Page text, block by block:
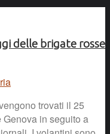
delle brigate rosse
trovati il 25
in seguito a